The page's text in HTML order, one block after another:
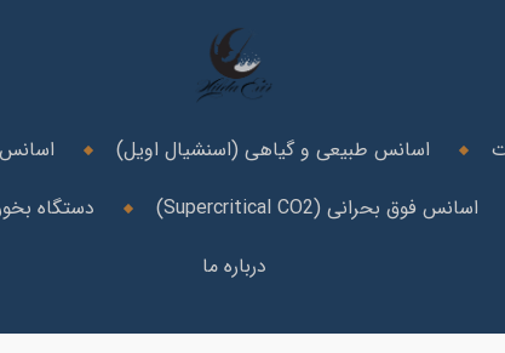
اسانس طبیعی و گیاهی (اسنشیال اویل)
اسانس فوق بحرانی (Supercritical CO2)
دستگاه
درباره ما